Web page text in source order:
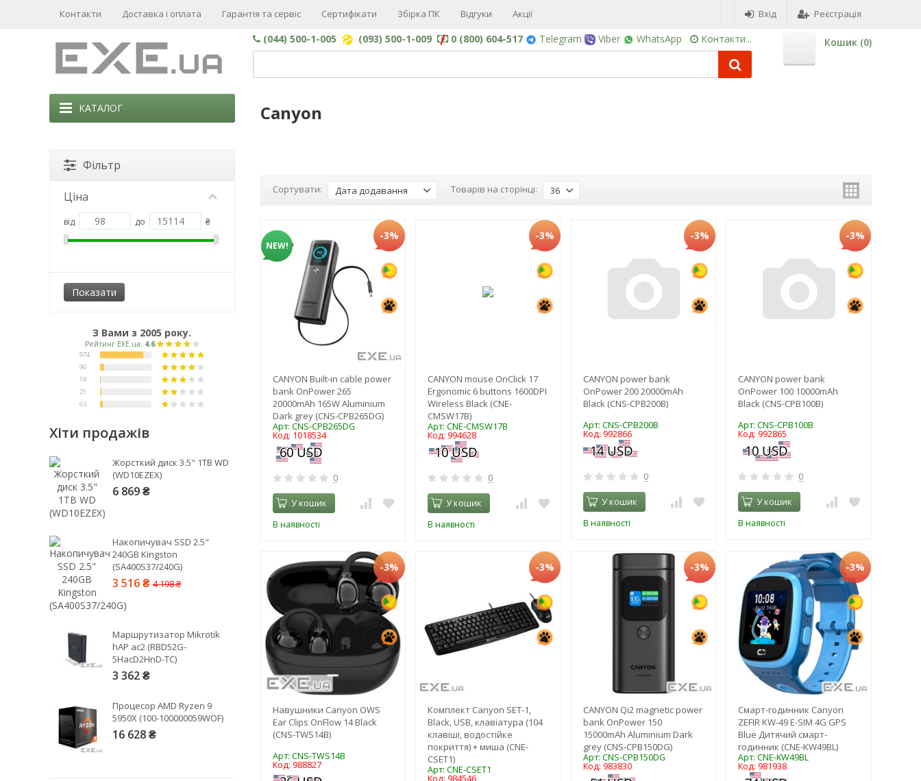
Контакти Доставка і оплата Гарантія та сервіс Сертифікати Збірка ПК Відгуки Акції Вхід Реєстрація
(044) 500-1-005 (093) 500-1-009 0 (800) 604-517 Telegram Viber WhatsApp Контакти... Кошик (0)
КАТАЛОГ Canyon
Сортувати: Дата додавання Товарів на сторінці: 36
NEW!
-3%
CANYON Built-in cable power
bank OnPower 265
20000mAh 165W Aluminium
Dark grey (CNS-CPB265DG)
Арт: CNS-CPB265DG
Код: 1018534
0
У кошик
В наявності
-3%
CANYON mouse OnClick 17
Ergonomic 6 buttons 1600DPI
Wireless Black (CNE-
CMSW17B)
Арт: CNE-CMSW17B
Код: 994628
0
У кошик
В наявності
-3%
CANYON power bank
OnPower 200 20000mAh
Black (CNS-CPB200B)
Арт: CNS-CPB200B
Код: 992866
0
У кошик
В наявності
-3%
CANYON power bank
OnPower 100 10000mAh
Black (CNS-CPB100B)
Арт: CNS-CPB100B
Код: 992865
0
У кошик
В наявності
-3%
Навушники Canyon OWS
Ear Clips OnFlow 14 Black
(CNS-TWS14B)
Арт: CNS-TWS14B
Код: 988827
-3%
Комплект Canyon SET-1,
Black, USB, клавіатура (104
клавіші, водостійке
покриття) + миша (CNE-
CSET1)
Арт: CNE-CSET1
-3%
CANYON Qi2 magnetic power
bank OnPower 150
15000mAh Aluminium Dark
grey (CNS-CPB150DG)
Арт: CNS-CPB150DG
Код: 983830
-3%
Смарт-годинник Canyon
ZEFIR KW-49 E-SIM 4G GPS
Blue Дитячий смарт-
годинник (CNE-KW49BL)
Арт: CNE-KW49BL
Код: 981938
Фільтр
Ціна
від до ₴
З Вами з 2005 року.
Рейтинг EXE.ua:4.6
974
90
63
Хіти продажів
Жорсткий диск 3.5" 1TB WD
(WD10EZEX)
6 869 ₴
Накопичувач SSD 2.5"
240GB Kingston
(SA400S37/240G)
3 516 ₴ 4 198 ₴
Маршрутизатор Mikrotik
hAP ac2 (RBD52G-
5HacD2HnD-TC)
3 362 ₴
Процесор AMD Ryzen 9
5950X (100-100000059WOF)
16 628 ₴